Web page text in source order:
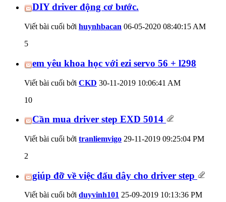
DIY driver động cơ bước.
Viết bài cuối bởi huynhbacan 06-05-2020 08:40:15 AM
5
em yêu khoa học với ezi servo 56 + l298
Viết bài cuối bởi CKD 30-11-2019 10:06:41 AM
10
Cần mua driver step EXD 5014
Viết bài cuối bởi tranliemvigo 29-11-2019 09:25:04 PM
2
giúp đỡ về việc đấu dây cho driver step
Viết bài cuối bởi duyvinh101 25-09-2019 10:13:36 PM